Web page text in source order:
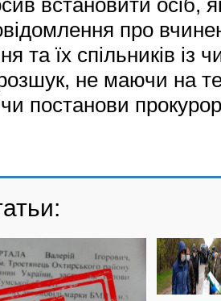
встановити осіб,
про
та їх спільників із
не маючи на те
чи постанови